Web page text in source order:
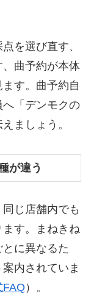
を選び直す、
曲予約が本体
す。曲予約自
「デンモクの
ましょう。
が違う
じ店舗内でも
す。まねきね
に異なるた
内されていま
）。